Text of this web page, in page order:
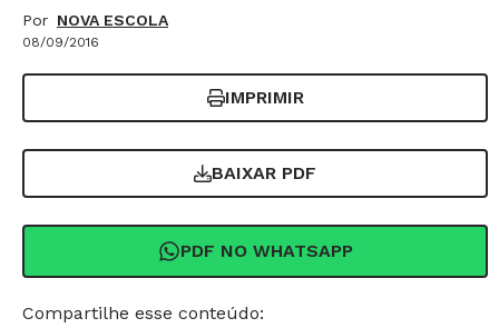
Por NOVA ESCOLA
08/09/2016
IMPRIMIR
BAIXAR PDF
PDF NO WHATSAPP
Compartilhe esse conteúdo: